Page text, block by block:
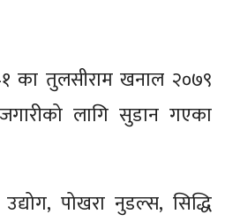
का तुलसीराम खनाल २०७९
लागि सुडान गएका
पोखरा नुडल्स, सिद्धि